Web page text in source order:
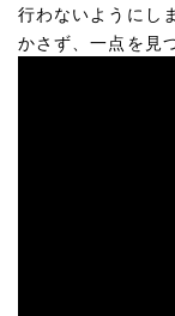
行わないようにし
かさず、一点を見